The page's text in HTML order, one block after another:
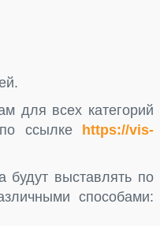
для всех категорий
ссылке
https://vis-
будут выставлять по
способами: